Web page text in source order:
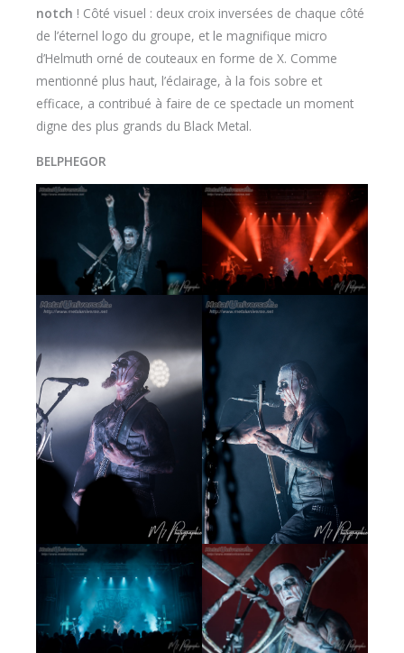
notch ! Côté visuel : deux croix inversées de chaque côté
de l’éternel logo du groupe, et le magnifique micro
d’Helmuth orné de couteaux en forme de X. Comme
mentionné plus haut, l’éclairage, à la fois sobre et
efficace, a contribué à faire de ce spectacle un moment
digne des plus grands du Black Metal.
BELPHEGOR